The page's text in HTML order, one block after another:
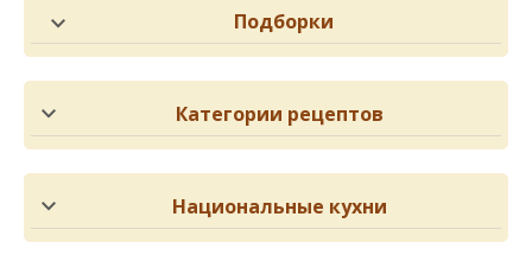
Подборки
Категории рецептов
Национальные кухни